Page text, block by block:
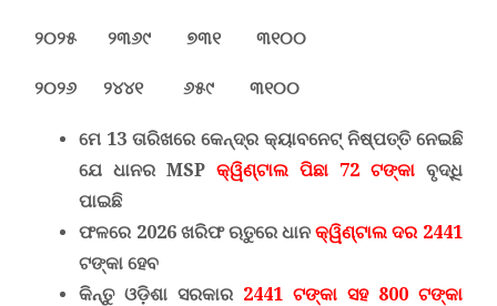
୨୦୨୫ ୨୩୬୯ ୭୩୧ ୩୧୦୦
୨୦୨୬ ୨୪୪୧ ୬୫୯ ୩୧୦୦
ମେ 13 ତାରିଖରେ କେନ୍ଦ୍ର କ୍ୟାବନେଟ୍ ନିଷ୍ପତ୍ତି ନେଇଛି
ଯେ ଧାନରMSP କ୍ୱିଣ୍ଟାଲ ପିଛା 72 ଟଙ୍କାବୃଦ୍ଧି
ପାଇଛି
ଫଳରେ 2026 ଖରିଫ ଋତୁରେ ଧାନକ୍ୱିଣ୍ଟାଲ ଦର 2441
ଟଙ୍କା ହେବ
କିନ୍ତୁ ଓଡ଼ିଶା ସରକାର 2441 ଟଙ୍କା ସହ 800 ଟଙ୍କା